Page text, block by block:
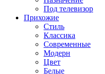
Под телевизор
Прихожие
Стиль
Классика
Современные
Модерн
Цвет
Белые